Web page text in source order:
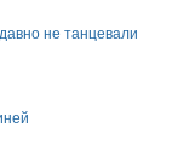
не танцевали